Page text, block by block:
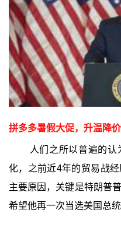
拼多多暑假大促，升温降
人们之所以普遍的认
化，之前近4年的贸易战
主要原因，关键是特朗普
希望他再一次当选美国总统